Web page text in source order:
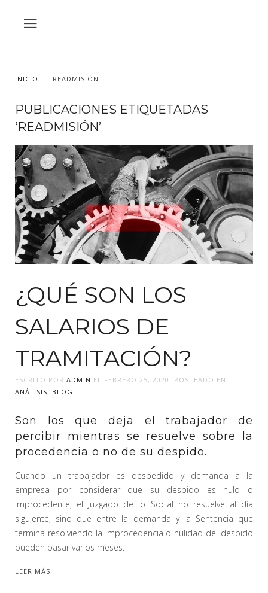
INICIO READMISIÓN
PUBLICACIONES ETIQUETADAS
‘READMISIÓN’
¿QUÉ SON LOS
SALARIOS DE
TRAMITACIÓN?
ESCRITO POR ADMIN EL FEBRERO 25, 2020 . POSTEADO EN
ANÁLISIS, BLOG
Son los que deja el trabajador de
percibir mientras se resuelve sobre la
procedencia o no de su despido.
Cuando un trabajador es despedido y demanda a la
empresa por considerar que su despido es nulo o
improcedente, el Juzgado de lo Social no resuelve al día
siguiente, sino que entre la demanda y la Sentencia que
termina resolviendo la improcedencia o nulidad del despido
pueden pasar varios meses.
LEER MÁS